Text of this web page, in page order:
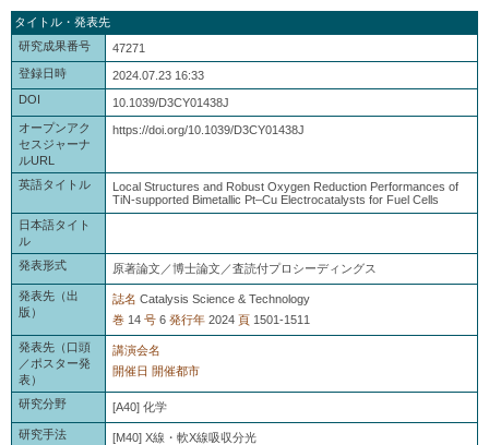
タイトル・発表先
研究成果番号
47271
登録日時
2024.07.23 16:33
DOI
10.1039/D3CY01438J
オープンアク
セスジャーナ
ルURL
https://doi.org/10.1039/D3CY01438J
英語タイトル
Local Structures and Robust Oxygen Reduction Performances of
TiN-supported Bimetallic Pt–Cu Electrocatalysts for Fuel Cells
日本語タイト
ル
発表形式
原著論文／博士論文／査読付プロシーディングス
発表先（出
版）
誌名 Catalysis Science & Technology
巻 14 号 6 発行年 2024 頁 1501-1511
発表先（口頭
／ポスター発
表）
講演会名
開催日 開催都市
研究分野 [A40] 化学
研究手法 [M40] X線・軟X線吸収分光